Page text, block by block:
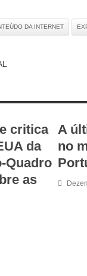
DA INTERNET
critica
da
Quadro
as
A
no